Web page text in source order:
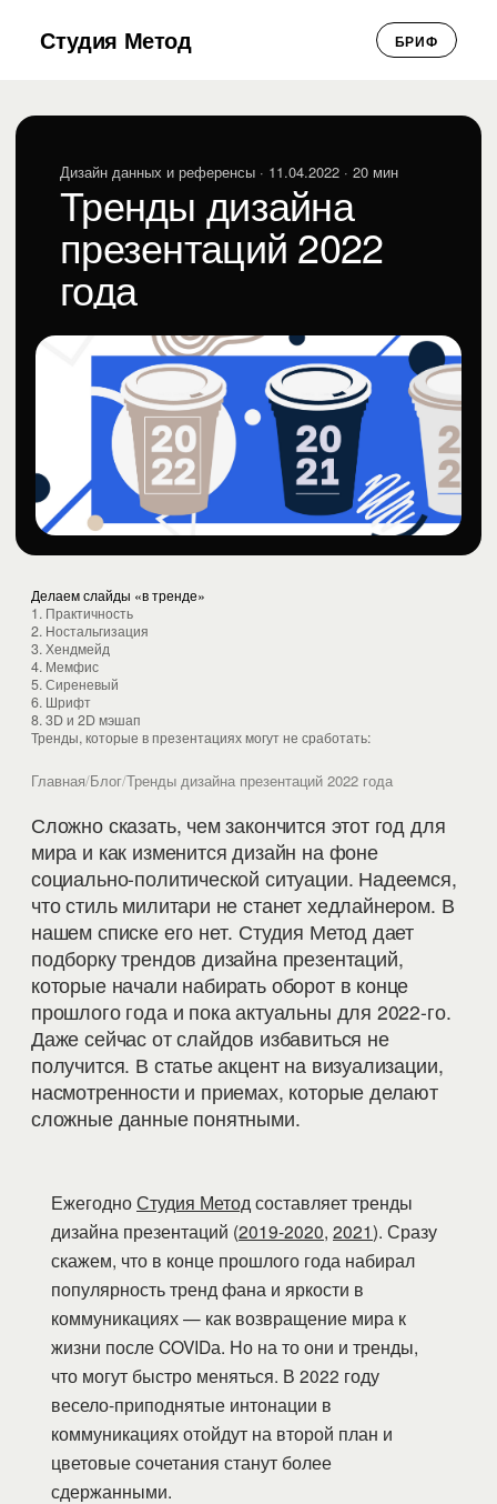
Студия Метод БРИФ
Дизайн данных и референсы · 11.04.2022 · 20 мин
Тренды дизайна
презентаций 2022
года
СМ
Дизайн данных и референсы · 11.04.2022
Делаем слайды «в тренде»
1. Практичность
2. Ностальгизация
3. Хендмейд
4. Мемфис
5. Сиреневый
6. Шрифт
8. 3D и 2D мэшап
Тренды, которые в презентациях могут не сработать:
Главная/Блог/Тренды дизайна презентаций 2022 года
Сложно сказать, чем закончится этот год для
мира и как изменится дизайн на фоне
социально-политической ситуации. Надеемся,
что стиль милитари не станет хедлайнером. В
нашем списке его нет. Студия Метод дает
подборку трендов дизайна презентаций,
которые начали набирать оборот в конце
прошлого года и пока актуальны для 2022-го.
Даже сейчас от слайдов избавиться не
получится. В статье акцент на визуализации,
насмотренности и приемах, которые делают
сложные данные понятными.
ЕжегодноСтудия Метод составляет тренды
дизайна презентаций (2019-2020, 2021). Сразу
скажем, что в конце прошлого года набирал
популярность тренд фана и яркости в
коммуникациях — как возвращение мира к
жизни после COVIDа. Но на то они и тренды,
что могут быстро меняться. В 2022 году
весело-приподнятые интонации в
коммуникациях отойдут на второй план и
цветовые сочетания станут более
сдержанными.